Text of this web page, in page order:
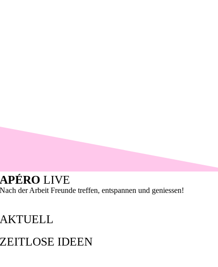
APÉROLIVE
Nach der Arbeit Freunde treffen, entspannen und geniessen!
AKTUELL
ZEITLOSE IDEEN